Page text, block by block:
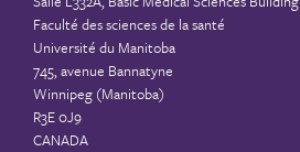
Faculté des sciences de la santé
Université du Manitoba
745, avenue Bannatyne
Winnipeg (Manitoba)
R3E 0J9
CANADA